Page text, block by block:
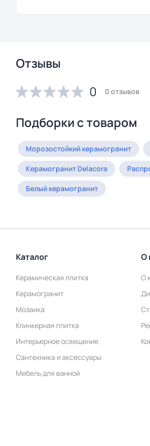
Отзывы
0
0 отзывов
Подборки с товаром
Морозостойкий керамогранит
Керамогранит Delacora
Белый керамогранит
Каталог
Керамическая плитка
Керамогранит
Мозаика
Клинкерная плитка
Интерьерное освещение
Сантехника и аксессуары
Мебель для ванной
О
О